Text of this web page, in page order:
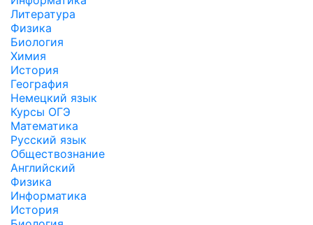
Литература
Физика
Биология
Химия
История
География
Немецкий язык
Курсы ОГЭ
Математика
Русский язык
Обществознание
Английский
Физика
Информатика
История